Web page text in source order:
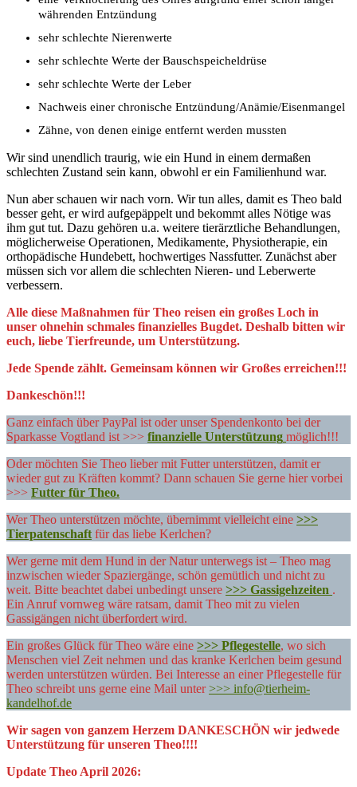
währenden Entzündung
sehr schlechte Nierenwerte
sehr schlechte Werte der Bauschspeicheldrüse
sehr schlechte Werte der Leber
Nachweis einer chronische Entzündung/Anämie/Eisenmangel
Zähne, von denen einige entfernt werden mussten
Wir sind unendlich traurig, wie ein Hund in einem dermaßen
schlechten Zustand sein kann, obwohl er ein Familienhund war.
Nun aber schauen wir nach vorn. Wir tun alles, damit es Theo bald
besser geht, er wird aufgepäppelt und bekommt alles Nötige was
ihm gut tut. Dazu gehören u.a. weitere tierärztliche Behandlungen,
möglicherweise Operationen, Medikamente, Physiotherapie, ein
orthopädische Hundebett, hochwertiges Nassfutter. Zunächst aber
müssen sich vor allem die schlechten Nieren- und Leberwerte
verbessern.
Alle diese Maßnahmen für Theo reisen ein großes Loch in
unser ohnehin schmales finanzielles Bugdet. Deshalb bitten wir
euch, liebe Tierfreunde, um Unterstützung.
Jede Spende zählt. Gemeinsam können wir Großes erreichen!!!
Dankeschön!!!
Ganz einfach über PayPal ist oder unser Spendenkonto bei der
Sparkasse Vogtland ist >>> finanzielle Unterstützung möglich!!!
Oder möchten Sie Theo lieber mit Futter unterstützen, damit er
wieder gut zu Kräften kommt? Dann schauen Sie gerne hier vorbei
>>> Futter für Theo.
Wer Theo unterstützen möchte, übernimmt vielleicht eine >>>
Tierpatenschaft für das liebe Kerlchen?
Wer gerne mit dem Hund in der Natur unterwegs ist – Theo mag
inzwischen wieder Spaziergänge, schön gemütlich und nicht zu
weit. Bitte beachtet dabei unbedingt unsere >>> Gassigehzeiten .
Ein Anruf vornweg wäre ratsam, damit Theo mit zu vielen
Gassigängen nicht überfordert wird.
Ein großes Glück für Theo wäre eine >>> Pflegestelle, wo sich
Menschen viel Zeit nehmen und das kranke Kerlchen beim gesund
werden unterstützen würden. Bei Interesse an einer Pflegestelle für
Theo schreibt uns gerne eine Mail unter>>> info@tierheim-
kandelhof.de
Wir sagen von ganzem Herzem DANKESCHÖN wir jedwede
Unterstützung für unseren Theo!!!!
Update Theo April 2026: